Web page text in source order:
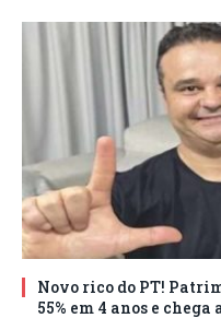
Novo rico do PT!
55% em 4 anos e chega